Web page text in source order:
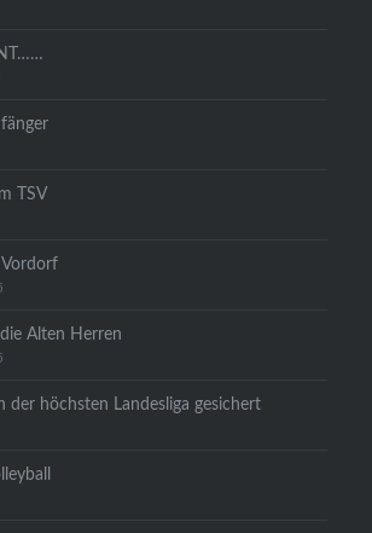
TSV
Vordorf
Alten Herren
der höchsten Landesliga gesichert